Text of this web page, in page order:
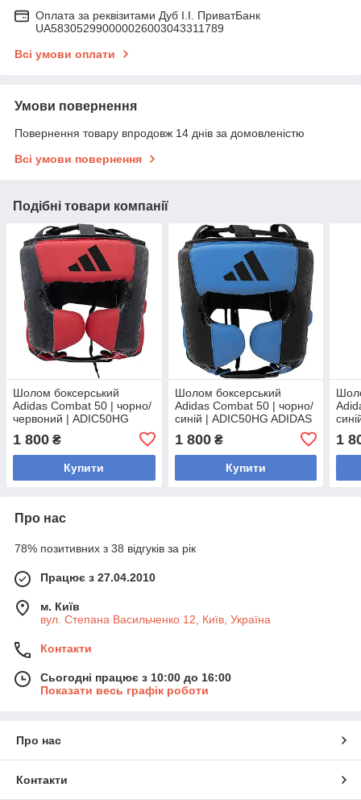
Оплата за реквізитами Дуб І.І. ПриватБанк
UA583052990000026003043311789
Всі умови оплати
Умови повернення
Повернення товару впродовж 14 днів за домовленістю
Всі умови повернення
Подібні товари компанії
Шолом боксерський
Adidas Combat 50 | чорно/
червоний | ADIC50HG
1 800 ₴
Купити
Шолом боксерський
Adidas Combat 50 | чорно/
синій | ADIC50HG ADIDAS
1 800₴
Купити
1
Про нас
78% позитивних з 38 відгуків за рік
Працює з 27.04.2010
м. Київ
вул. Степана Васильченко 12, Київ, Україна
Контакти
Сьогодні працює з 10:00 до 16:00
Показати весь графік роботи
Про нас
Контакти